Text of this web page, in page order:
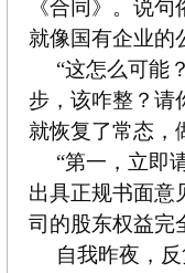
《合同》。说
就像国有企业的
“这怎么可能
步，该咋整？请
就恢复了常态，
“第一，立即
出具正规书面意
司的股东权益完
自我昨夜，反